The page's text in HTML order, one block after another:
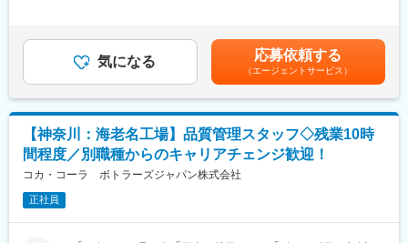
・GC／GC-MSによる香気成分・揮発性成分分析
・微生物検査・衛生試験
・リスクアセスメント対応業務、その他管理
・品質保証部門や生産部門との連携業務
■魅力
重要な技術部門です。分析技術を活用して製品品質の向上や新商
品開発を支援し、食品の安全性・品質・機能性を科学的な視点か
も目安の金額であり、選考を通じて上下する可能性があります。
月給(月額)は固定手当を含めた表記です。
気になる 応募依頼する
（エージェントサービス）
【神奈川：海老名工場】品質管理スタッフ◇残業10時
間程度／別職種からのキャリアチェンジ歓迎！
コカ・コーラ ボトラーズジャパン株式会社
正社員